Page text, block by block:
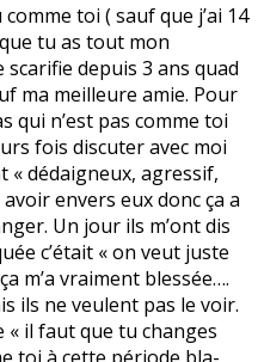
toi ( sauf que j’ai 14
tu as tout mon
depuis 3 ans quad
ma meilleure amie. Pour
qui n’est pas comme toi
fois discuter avec moi
dédaigneux, agressif,
envers eux donc ça a
Un jour ils m’ont dis
c’était « on veut juste
m’a vraiment blessée….
ils ne veulent pas le voir.
« il faut que tu changes